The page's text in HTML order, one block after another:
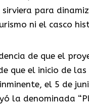
para
ni el casco
de que el
que el inicio de las
el 5 de
la denominada